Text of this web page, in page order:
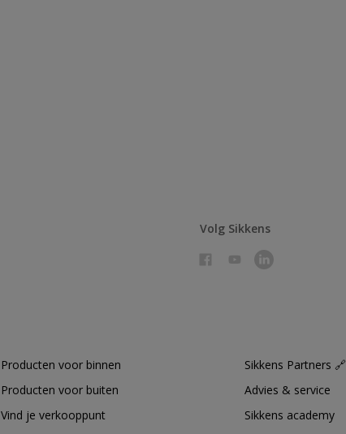
Volg Sikkens
Producten voor binnen
Producten voor buiten
Vind je verkooppunt
Sikkens Partners 🔗
Advies & service
Sikkens academy